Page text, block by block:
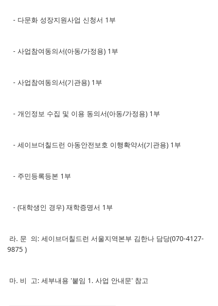
- 다문화 성장지원사업 신청서 1부
- 사업참여동의서(아동/가정용) 1부
- 사업참여동의서(기관용) 1부
- 개인정보 수집 및 이용 동의서(아동/가정용) 1부
- 세이브더칠드런 아동안전보호 이행확약서(기관용) 1부
- 주민등록등본 1부
- (대학생인 경우) 재학증명서 1부
라. 문 의: 세이브더칠드런 서울지역본부 김한나 담당(070-4127-
9875 )
마. 비 고: 세부내용 '붙임 1. 사업 안내문' 참고